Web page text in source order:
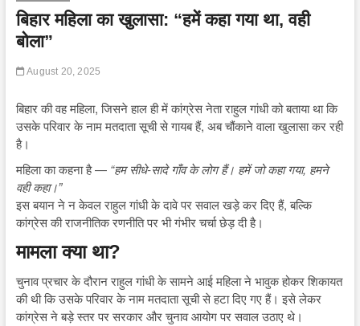
बिहार महिला का खुलासा: “हमें कहा गया था, वही
बोला”
August 20, 2025
बिहार की वह महिला, जिसने हाल ही में कांग्रेस नेता राहुल गांधी को बताया था कि
उसके परिवार के नाम मतदाता सूची से गायब हैं, अब चौंकाने वाला खुलासा कर रही
है।
महिला का कहना है — “हम सीधे-सादे गाँव के लोग हैं। हमें जो कहा गया, हमने
वही कहा।”
इस बयान ने न केवल राहुल गांधी के दावे पर सवाल खड़े कर दिए हैं, बल्कि
कांग्रेस की राजनीतिक रणनीति पर भी गंभीर चर्चा छेड़ दी है।
मामला क्या था?
चुनाव प्रचार के दौरान राहुल गांधी के सामने आई महिला ने भावुक होकर शिकायत
की थी कि उसके परिवार के नाम मतदाता सूची से हटा दिए गए हैं। इसे लेकर
कांग्रेस ने बड़े स्तर पर सरकार और चुनाव आयोग पर सवाल उठाए थे।